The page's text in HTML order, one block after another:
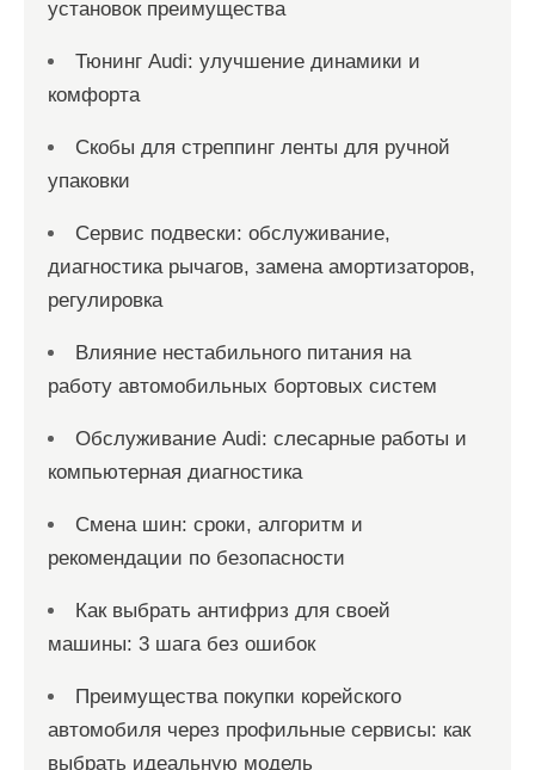
установок преимущества
Тюнинг Audi: улучшение динамики и
комфорта
Скобы для стреппинг ленты для ручной
упаковки
Сервис подвески: обслуживание,
диагностика рычагов, замена амортизаторов,
регулировка
Влияние нестабильного питания на
работу автомобильных бортовых систем
Обслуживание Audi: слесарные работы и
компьютерная диагностика
Смена шин: сроки, алгоритм и
рекомендации по безопасности
Как выбрать антифриз для своей
машины: 3 шага без ошибок
Преимущества покупки корейского
автомобиля через профильные сервисы: как
выбрать идеальную модель